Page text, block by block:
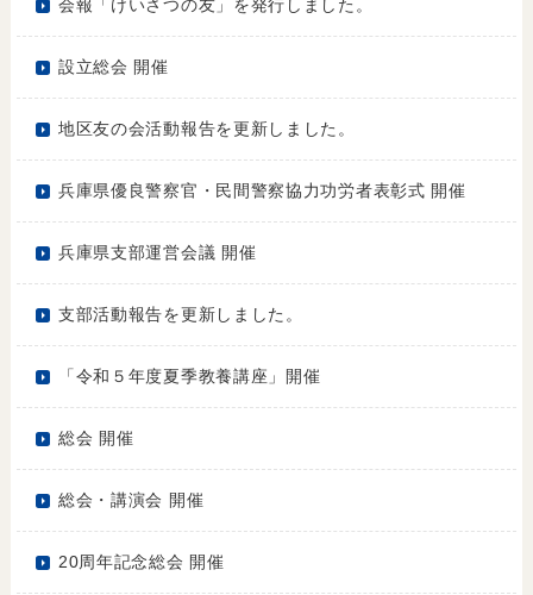
会報「けいさつの友」を発行しました。
設立総会 開催
地区友の会活動報告を更新しました。
兵庫県優良警察官・民間警察協力功労者表彰式 開催
兵庫県支部運営会議 開催
支部活動報告を更新しました。
「令和５年度夏季教養講座」開催
総会 開催
総会・講演会 開催
20周年記念総会 開催